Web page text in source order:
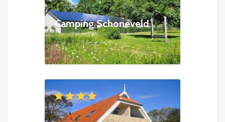
Camping Schoneveld